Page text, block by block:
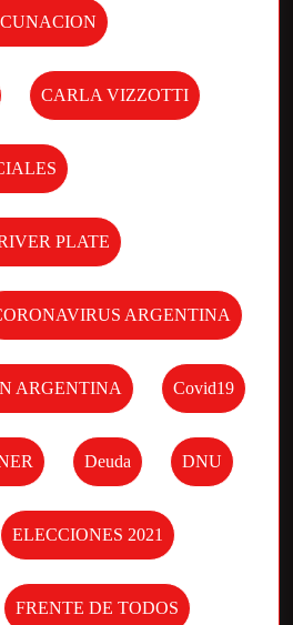
CARLA VIZZOTTI
PLATE
ARGENTINA
ARGENTINA Covid19
Deuda DNU
ELECCIONES 2021
FRENTE DE TODOS